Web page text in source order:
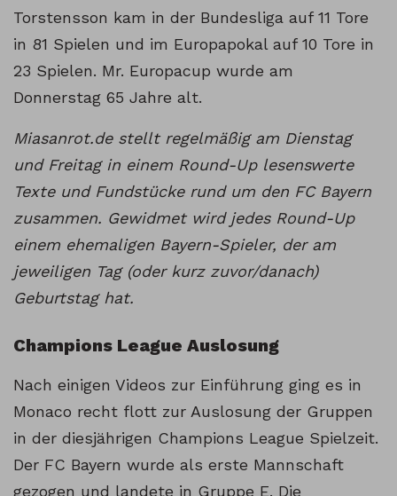
Torstensson kam in der Bundesliga auf 11 Tore
in 81 Spielen und im Europapokal auf 10 Tore in
23 Spielen. Mr. Europacup wurde am
Donnerstag 65 Jahre alt.
Miasanrot.de stellt regelmäßig am Dienstag
und Freitag in einem Round-Up lesenswerte
Texte und Fundstücke rund um den FC Bayern
zusammen. Gewidmet wird jedes Round-Up
einem ehemaligen Bayern-Spieler, der am
jeweiligen Tag (oder kurz zuvor/danach)
Geburtstag hat.
Champions League Auslosung
Nach einigen Videos zur Einführung ging es in
Monaco recht flott zur Auslosung der Gruppen
in der diesjährigen Champions League Spielzeit.
Der FC Bayern wurde als erste Mannschaft
gezogen und landete in Gruppe E. Die